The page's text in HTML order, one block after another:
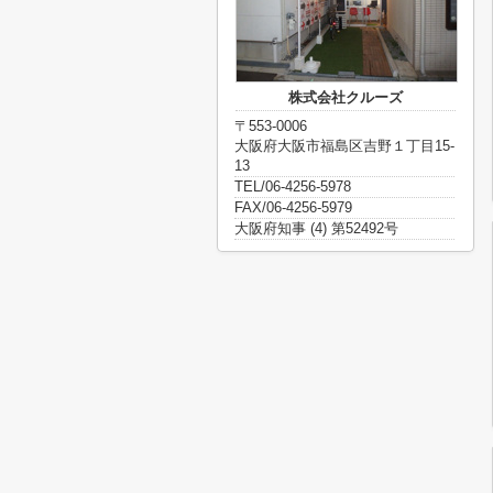
株式会社クルーズ
〒553-0006
大阪府大阪市福島区吉野１丁目15-
13
TEL/06-4256-5978
FAX/06-4256-5979
大阪府知事 (4) 第52492号